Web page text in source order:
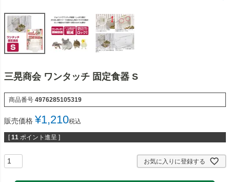
三晃商会 ワンタッチ 固定食器 S
商品番号 4976285105319
販売価格 ¥1,210税込
[ 11 ポイント進呈 ]
お気に入りに登録する